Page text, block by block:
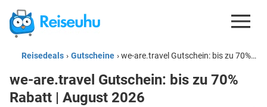
REISEDEALS
GUTSCHEINE
Reisedeals › Gutscheine › we-are.travel Gutschein: bis zu 70% Rabatt | August 2026
we-are.travel Gutschein: bis zu 70%
Rabatt | August 2026